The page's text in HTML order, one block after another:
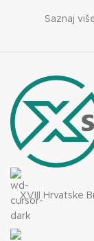
Saznaj
XVIII Hrvatske